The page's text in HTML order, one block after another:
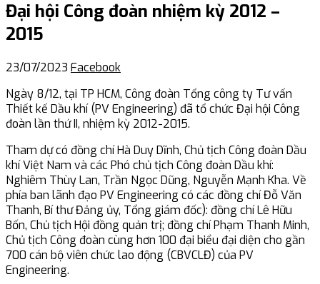
Đại hội Công đoàn nhiệm kỳ 2012 –
2015
23/07/2023 Facebook
Ngày 8/12, tại TP HCM, Công đoàn Tổng công ty Tư vấn
Thiết kế Dầu khí (PV Engineering) đã tổ chức Đại hội Công
đoàn lần thứ II, nhiệm kỳ 2012-2015.
Tham dự có đồng chí Hà Duy Dĩnh, Chủ tịch Công đoàn Dầu
khí Việt Nam và các Phó chủ tịch Công đoàn Dầu khí:
Nghiêm Thùy Lan, Trần Ngọc Dũng, Nguyễn Mạnh Kha. Về
phía ban lãnh đạo PV Engineering có các đồng chí Đỗ Văn
Thanh, Bí thư Đảng ủy, Tổng giám đốc): đồng chí Lê Hữu
Bốn, Chủ tịch Hội đồng quản trị; đồng chí Phạm Thanh Minh,
Chủ tịch Công đoàn cùng hơn 100 đại biểu đại diện cho gần
700 cán bộ viên chức lao động (CBVCLĐ) của PV
Engineering.